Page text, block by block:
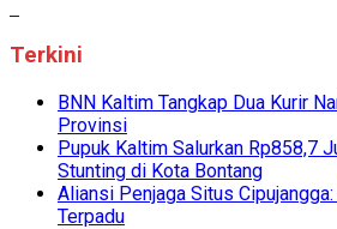
Terkini
BNN Kaltim Tangkap Dua Kurir
Provinsi
Pupuk Kaltim Salurkan Rp858,7
Stunting di Kota Bontang
Aliansi Penjaga Situs
Terpadu